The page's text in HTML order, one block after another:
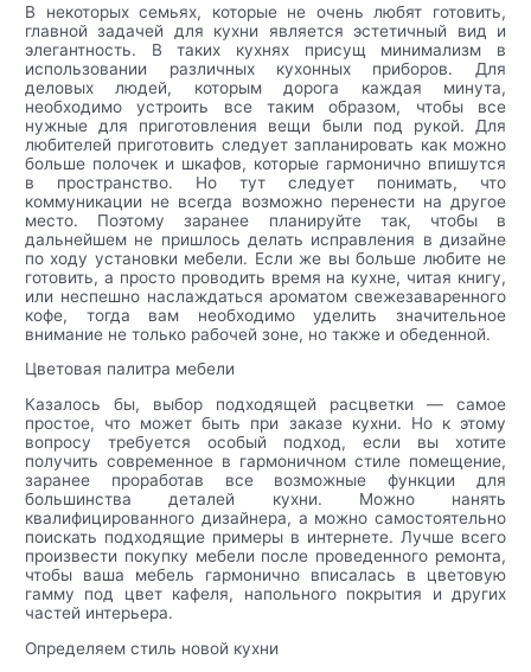
В некоторых семьях, которые не очень любят готовить,
главной задачей для кухни является эстетичный вид и
элегантность. В таких кухнях присущ минимализм в
использовании различных кухонных приборов. Для
деловых людей, которым дорога каждая минута,
необходимо устроить все таким образом, чтобы все
нужные для приготовления вещи были под рукой. Для
любителей приготовить следует запланировать как можно
больше полочек и шкафов, которые гармонично впишутся
в пространство. Но тут следует понимать, что
коммуникации не всегда возможно перенести на другое
место. Поэтому заранее планируйте так, чтобы в
дальнейшем не пришлось делать исправления в дизайне
по ходу установки мебели. Если же вы больше любите не
готовить, а просто проводить время на кухне, читая книгу,
или неспешно наслаждаться ароматом свежезаваренного
кофе, тогда вам необходимо уделить значительное
внимание не только рабочей зоне, но также и обеденной.
Цветовая палитра мебели
Казалось бы, выбор подходящей расцветки — самое
простое, что может быть при заказе кухни. Но к этому
вопросу требуется особый подход, если вы хотите
получить современное в гармоничном стиле помещение,
заранее проработав все возможные функции для
большинства деталей кухни. Можно нанять
квалифицированного дизайнера, а можно самостоятельно
поискать подходящие примеры в интернете. Лучше всего
произвести покупку мебели после проведенного ремонта,
чтобы ваша мебель гармонично вписалась в цветовую
гамму под цвет кафеля, напольного покрытия и других
частей интерьера.
Определяем стиль новой кухни